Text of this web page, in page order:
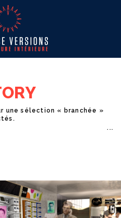
ORY
une sélection « branchée »